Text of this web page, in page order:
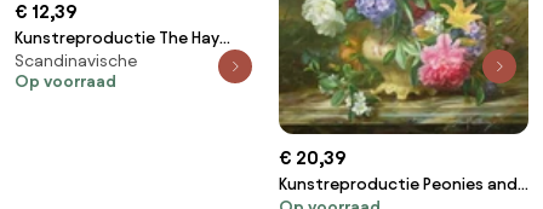
€ 12,39
Kunstreproductie The Hay
Wain, 1821, John Constable
Scandinavische
Op voorraad
€ 20,39
Kunstreproductie Peonies and